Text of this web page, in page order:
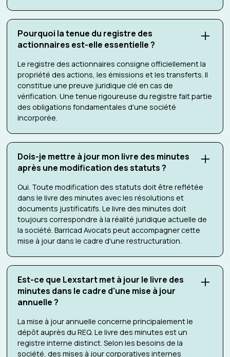
Pourquoi la tenue du registre des
actionnaires est-elle essentielle ?
Le registre des actionnaires consigne officiellement la
propriété des actions, les émissions et les transferts. Il
constitue une preuve juridique clé en cas de
vérification. Une tenue rigoureuse du registre fait partie
des obligations fondamentales d'une société
incorporée.
Dois-je mettre à jour mon livre des minutes
après une modification des statuts ?
Oui. Toute modification des statuts doit être reflétée
dans le livre des minutes avec les résolutions et
documents justificatifs. Le livre des minutes doit
toujours correspondre à la réalité juridique actuelle de
la société. Barricad Avocats peut accompagner cette
mise à jour dans le cadre d'une restructuration.
Est-ce que Lexstart met à jour le livre des
minutes dans le cadre d'une mise à jour
annuelle ?
La mise à jour annuelle concerne principalement le
dépôt auprès du REQ. Le livre des minutes est un
registre interne distinct. Selon les besoins de la
société, des mises à jour corporatives internes